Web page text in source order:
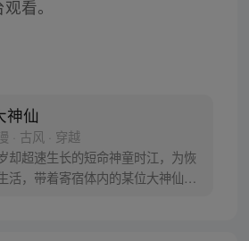
看。
神仙
· 古风 · 穿越
却超速生长的短命神童时江，为恢
活，带着寄宿体内的某位大神仙闯